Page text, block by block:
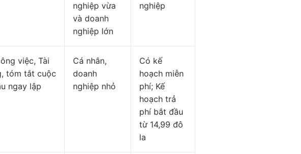
nghiệp vừa
và doanh
nghiệp lớn
nghiệp
việc, Tài
tóm tắt cuộc
ngay lập
Cá nhân,
doanh
nghiệp nhỏ
Có kế
hoạch miễn
phí; Kế
hoạch trả
phí bắt đầu
từ 14,99 đô
la